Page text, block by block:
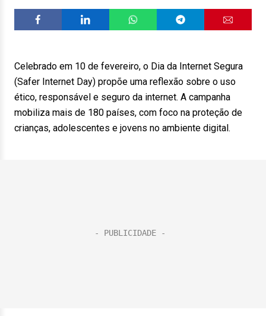
Celebrado em 10 de fevereiro, o Dia da Internet Segura
(Safer Internet Day) propõe uma reflexão sobre o uso
ético, responsável e seguro da internet. A campanha
mobiliza mais de 180 países, com foco na proteção de
crianças, adolescentes e jovens no ambiente digital.